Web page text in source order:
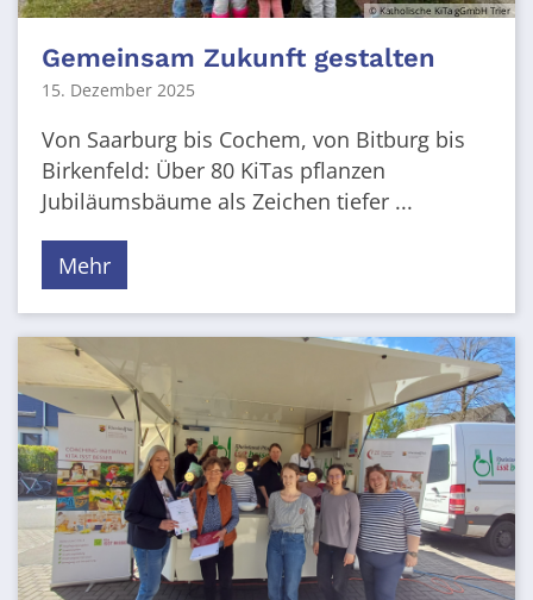
© Katholische KiTa gGmbH Trier
Gemeinsam Zukunft gestalten
15. Dezember 2025
Von Saarburg bis Cochem, von Bitburg bis
Birkenfeld: Über 80 KiTas pflanzen
Jubiläumsbäume als Zeichen tiefer ...
Mehr